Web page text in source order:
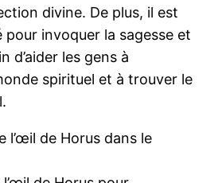
divine. De plus, il est
pour invoquer la sagesse et
d’aider les gens à
spirituel et à trouver le
l’œil de Horus dans le